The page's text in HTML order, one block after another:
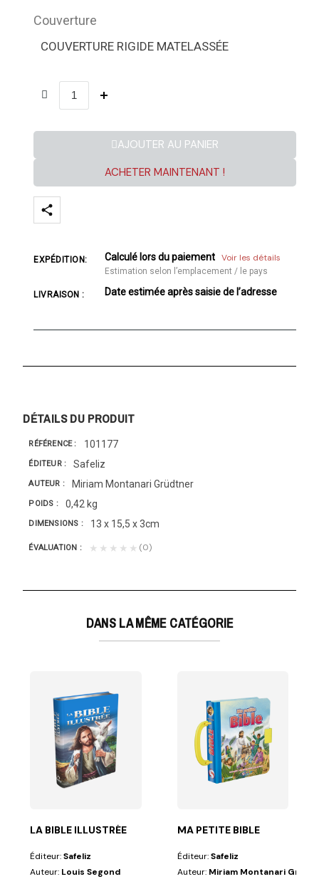
Couverture
COUVERTURE RIGIDE MATELASSÉE
AJOUTER AU PANIER
ACHETER MAINTENANT !
EXPÉDITION: Calculé lors du paiement Voir les détails
Estimation selon l’emplacement / le pays
LIVRAISON : Date estimée après saisie de l’adresse
DÉTAILS DU PRODUIT
RÉFÉRENCE 101177
ÉDITEUR Safeliz
AUTEUR Miriam Montanari Grüdtner
POIDS 0,42 kg
DIMENSIONS 13 x 15,5 x 3cm
ÉVALUATION ★★★★★ (0)
DANS LA MÊME CATÉGORIE
conçue pour les Aventuriers et comprend les...
LA BIBLE ILLUSTRÉE
Éditeur:Safeliz
Auteur: Louis Segond
MA PETITE BIBLE
Éditeur:Safeliz
Auteur: Miriam Montanari